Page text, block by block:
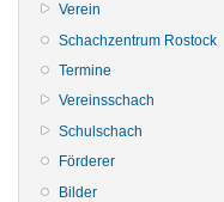
Verein
Schachzentrum Rostock
Termine
Vereinsschach
Schulschach
Förderer
Bilder